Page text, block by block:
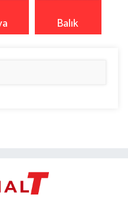
Balık